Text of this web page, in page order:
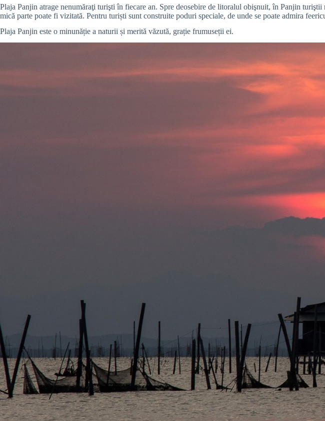
Plaja Panjin atrage nenumăraţi turişti în fiecare an. Spre deosebire de litoralul obişnuit, în Panjin
mică parte poate fi vizitată. Pentru turiști sunt construite poduri speciale, de unde se poate admira
Plaja Panjin este o minunăție a naturii și merită văzută, grație frumuseții ei.